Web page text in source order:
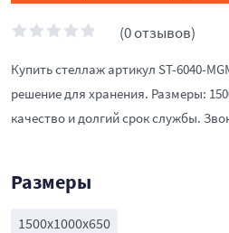
(0 отзывов)
Купить стеллаж артикул ST-6040-
решение для хранения. Размеры:
качество и долгий срок службы.
Размеры
1500x1000x650